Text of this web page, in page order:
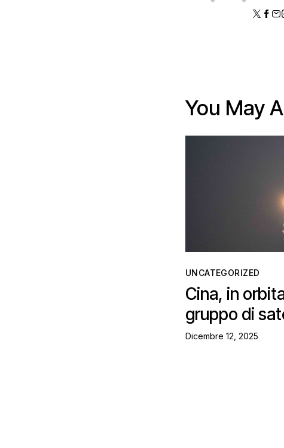
You May
UNCATEGORIZED
Cina, in
gruppo di
Dicembre 12, 2025